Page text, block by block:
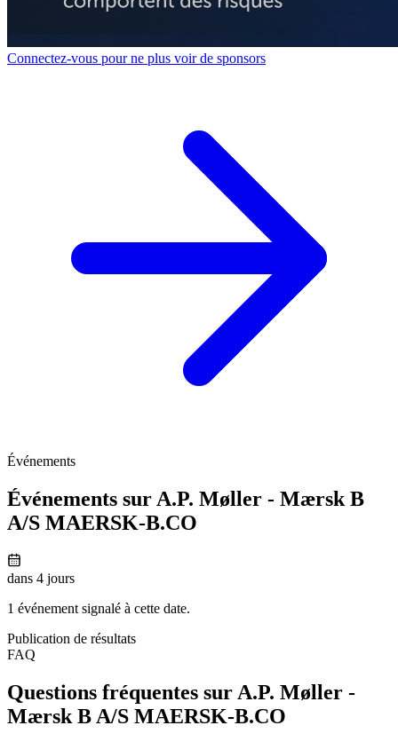
Connectez-vous pour ne plus voir de sponsors
Événements
Événements sur A.P. Møller - Mærsk B
A/S MAERSK-B.CO
dans 4 jours
1 événement signalé à cette date.
Publication de résultats
FAQ
Questions fréquentes sur A.P. Møller -
Mærsk B A/S MAERSK-B.CO